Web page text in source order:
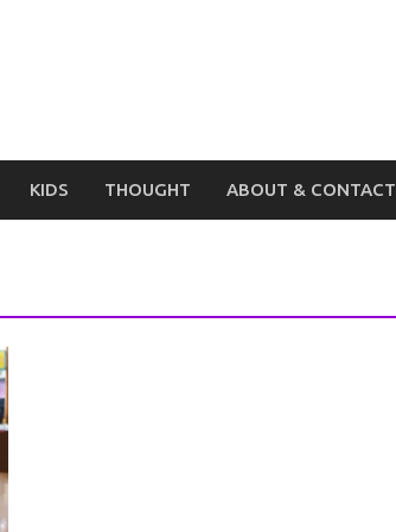
KIDS THOUGHT ABOUT & CONTACT